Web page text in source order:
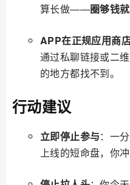
算长做——圈够钱
APP在正规应用商
通过私聊链接或二
的地方都找不到。
行动建议
立即停止参与：一
上线的短命盘，你